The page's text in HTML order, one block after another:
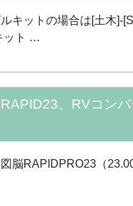
キットの場合は[土木]-
ット …
、RVコン
脳RAPIDPRO23（